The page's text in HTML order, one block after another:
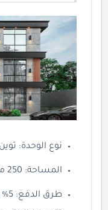
نوع الوحدة:
المساحة: 250 متر مربع.